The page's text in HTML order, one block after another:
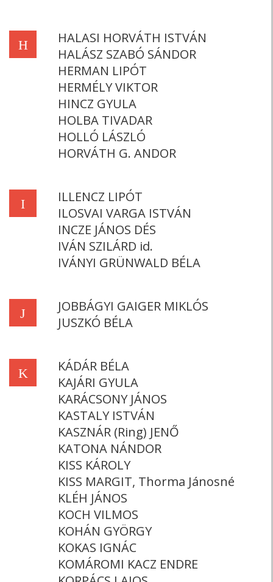
H
HALASI HORVÁTH ISTVÁN
HALÁSZ SZABÓ SÁNDOR
HERMAN LIPÓT
HERMÉLY VIKTOR
HINCZ GYULA
HOLBA TIVADAR
HOLLÓ LÁSZLÓ
HORVÁTH G. ANDOR
I
ILLENCZ LIPÓT
ILOSVAI VARGA ISTVÁN
INCZE JÁNOS DÉS
IVÁN SZILÁRD id.
IVÁNYI GRÜNWALD BÉLA
J
JOBBÁGYI GAIGER MIKLÓS
JUSZKÓ BÉLA
K
KÁDÁR BÉLA
KAJÁRI GYULA
KARÁCSONY JÁNOS
KASTALY ISTVÁN
KASZNÁR (Ring) JENŐ
KATONA NÁNDOR
KISS KÁROLY
KISS MARGIT, Thorma Jánosné
KLÉH JÁNOS
KOCH VILMOS
KOHÁN GYÖRGY
KOKAS IGNÁC
KOMÁROMI KACZ ENDRE